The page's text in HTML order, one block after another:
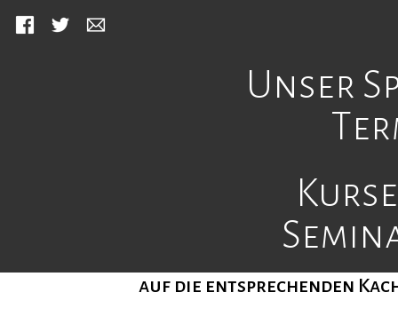
FacebookTwitter
Unser
Unsere aktuellen
auf die entsprechenden